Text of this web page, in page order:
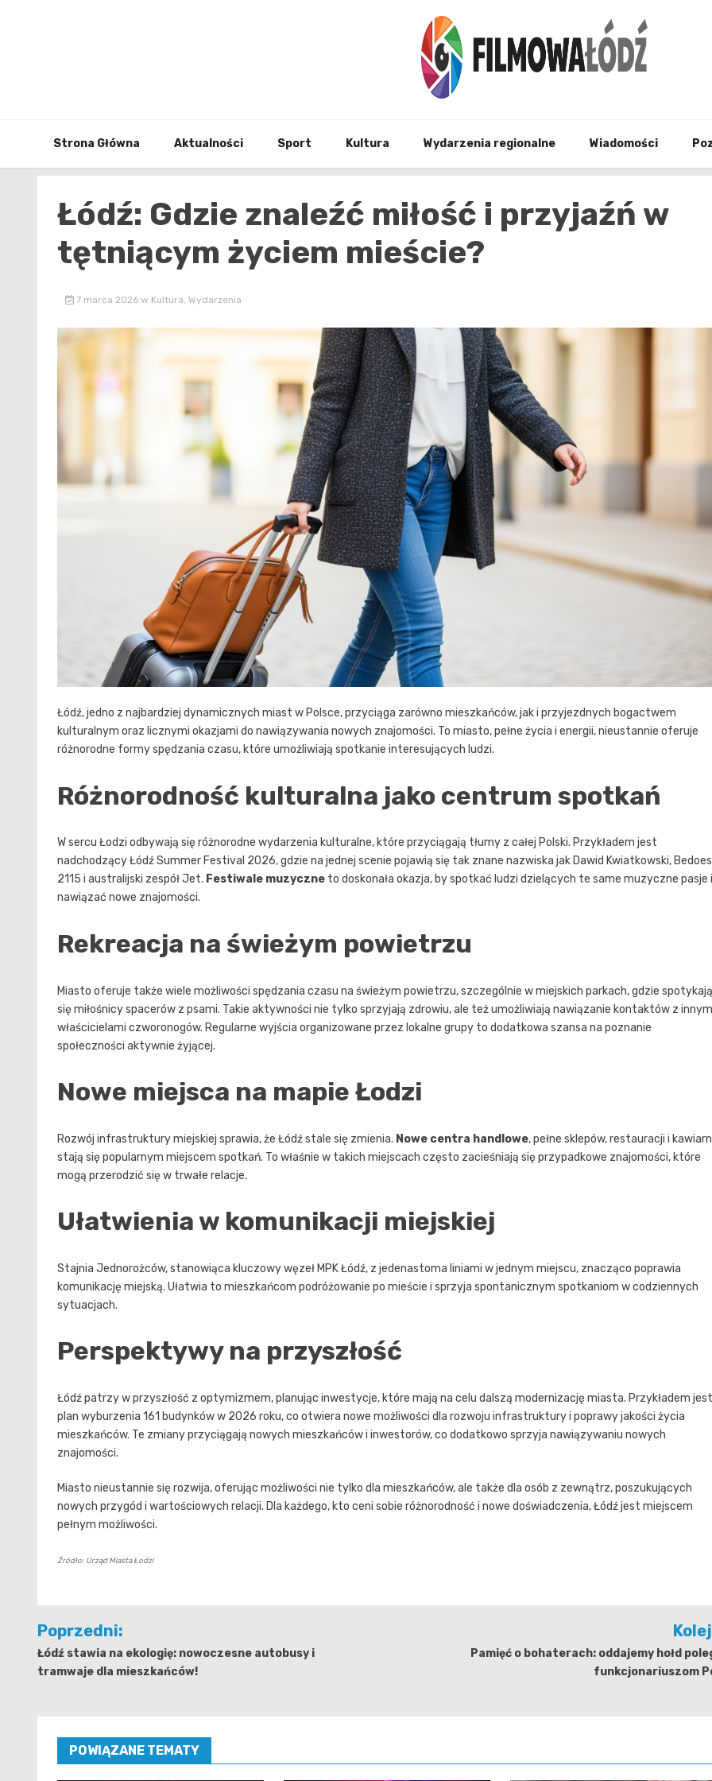
Strona Główna Aktualności Sport Kultura Wydarzenia regionalne Wiadomości
Łódź: Gdzie znaleźć miłość i przyjaźń w
tętniącym życiem mieście?
7 marca 2026 w Kultura, Wydarzenia
Łódź, jedno z najbardziej dynamicznych miast w Polsce, przyciąga zarówno mieszkańców, jak i przyjezdnych bogactwem
kulturalnym oraz licznymi okazjami do nawiązywania nowych znajomości. To miasto, pełne życia i energii, nieustannie oferuje
różnorodne formy spędzania czasu, które umożliwiają spotkanie interesujących ludzi.
Różnorodność kulturalna jako centrum spotkań
W sercu Łodzi odbywają się różnorodne wydarzenia kulturalne, które przyciągają tłumy z całej Polski. Przykładem jest
nadchodzący Łódź Summer Festival 2026, gdzie na jednej scenie pojawią się tak znane nazwiska jak Dawid Kwiatkowski, Bedoes
2115 i australijski zespół Jet. Festiwale muzyczne to doskonała okazja, by spotkać ludzi dzielących te same muzyczne pasje i
nawiązać nowe znajomości.
Rekreacja na świeżym powietrzu
Miasto oferuje także wiele możliwości spędzania czasu na świeżym powietrzu, szczególnie w miejskich parkach, gdzie spotykają
się miłośnicy spacerów z psami. Takie aktywności nie tylko sprzyjają zdrowiu, ale też umożliwiają nawiązanie kontaktów z
właścicielami czworonogów. Regularne wyjścia organizowane przez lokalne grupy to dodatkowa szansa na poznanie
społeczności aktywnie żyjącej.
Nowe miejsca na mapie Łodzi
Rozwój infrastruktury miejskiej sprawia, że Łódź stale się zmienia. Nowe centra handlowe, pełne sklepów, restauracji i
stają się popularnym miejscem spotkań. To właśnie w takich miejscach często zacieśniają się przypadkowe znajomości, które
mogą przerodzić się w trwałe relacje.
Ułatwienia w komunikacji miejskiej
Stajnia Jednorożców, stanowiąca kluczowy węzeł MPK Łódź, z jedenastoma liniami w jednym miejscu, znacząco poprawia
komunikację miejską. Ułatwia to mieszkańcom podróżowanie po mieście i sprzyja spontanicznym spotkaniom w codziennych
sytuacjach.
Perspektywy na przyszłość
Łódź patrzy w przyszłość z optymizmem, planując inwestycje, które mają na celu dalszą modernizację miasta. Przykładem jest
plan wyburzenia 161 budynków w 2026 roku, co otwiera nowe możliwości dla rozwoju infrastruktury i poprawy jakości życia
mieszkańców. Te zmiany przyciągają nowych mieszkańców i inwestorów, co dodatkowo sprzyja nawiązywaniu nowych
znajomości.
Miasto nieustannie się rozwija, oferując możliwości nie tylko dla mieszkańców, ale także dla osób z zewnątrz, poszukujących
nowych przygód i wartościowych relacji. Dla każdego, kto ceni sobie różnorodność i nowe doświadczenia, Łódź jest miejscem
pełnym możliwości.
Źródło: Urząd Miasta Łodzi
Nawigacja
wpisu
Poprzedni:
Łódź stawia na ekologię: nowoczesne autobusy i
tramwaje dla mieszkańców!
Pamięć o bohaterach: oddajemy hołd
funkcjonariuszom
POWIĄZANE TEMATY